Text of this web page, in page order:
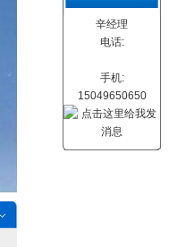
辛经理
电话:
手机:
15049650650